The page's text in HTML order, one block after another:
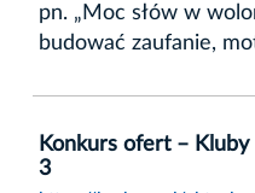
pn. „Moc słów w
budować zaufanie,
Konkurs ofert –
3